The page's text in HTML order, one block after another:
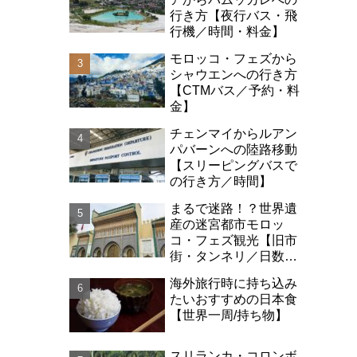
行き方【夜行バス・飛
行機／時間・料金】
モロッコ・フェズから
シャウエンへの行き方
【CTMバス／予約・料
金】
チェンマイからルアン
パバーンへの陸路移動
【スリーピングバスで
の行き方／時間】
まるで迷路！？世界遺
産の迷宮都市モロッ
コ・フェズ観光【旧市
街・タンネリ／日数・
海外旅行時に持ち込み
たいおすすめの日本食
【世界一周/持ち物】